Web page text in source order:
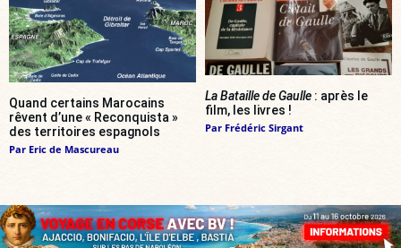
Quand certains Marocains
rêvent d’une « Reconquista »
des territoires espagnols
Par Eric de Mascureau
La Bataille de Gaulle : après le
film, les livres !
Par Frédéric Sirgant